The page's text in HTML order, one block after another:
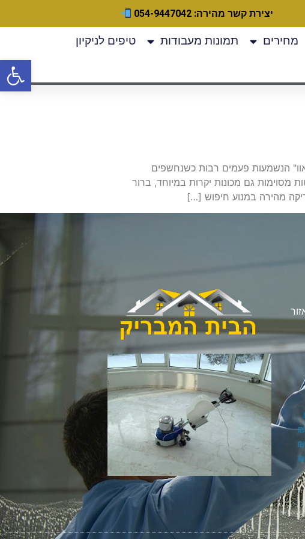
יצירת קשר מהירה: 054-9447042
מחירים תמונות מעבודות טיפים לניקיון
הנשמעות פעמים רבות כשנחשפים
מסוימות גם מכונות יקרות במיוחד, ברור
מהירה במנוע חיפוש […]